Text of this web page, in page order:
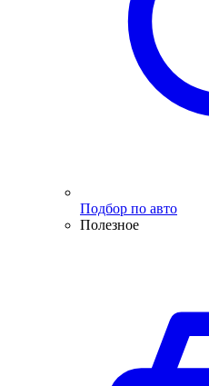
Подбор по авто
Полезное